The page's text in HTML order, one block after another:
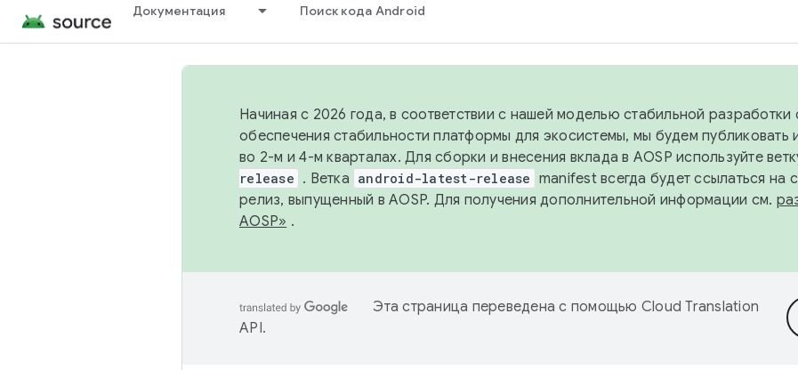
Документация Поиск кода Android
Начиная с 2026 года, в соответствии с нашей моделью стабильной разработки
обеспечения стабильности платформы для экосистемы, мы будем публиковать
во 2-м и 4-м кварталах. Для сборки и внесения вклада в AOSP используйте
release . Ветка android-latest-release manifest всегда будет ссылаться на
релиз, выпущенный в AOSP. Для получения дополнительной информации см.
AOSP» .
Эта страница переведена с помощью Cloud Translation
API.